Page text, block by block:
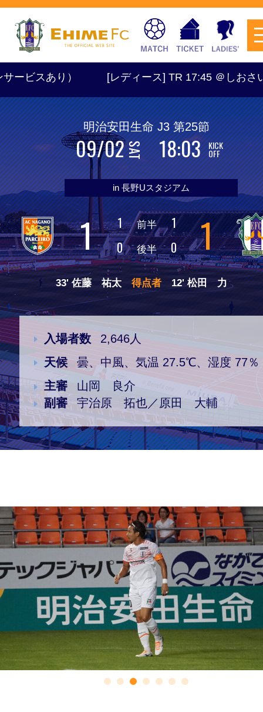
試合日程・結果 アクセス
クラブ・会社情報 レディース
スクール
ファンクラブ 試合を観戦
チケットを購入
トップチーム アカデミー
特設ページ
スケジュール
[レディース] TR 17:45 ＠しおさい
明治安田生命 J3 第25節
09/02SAT 18:03 KICK
OFF
in 長野Uスタジアム
1 1 前半
1
0
後半 0 1
33' 佐藤 祐太 得点者 12' 松田 力
入場者数
2,646人
天候 曇、中風、気温 27.5℃、湿度 77％
主審
山岡 良介
副審 宇治原 拓也／原田 大輔